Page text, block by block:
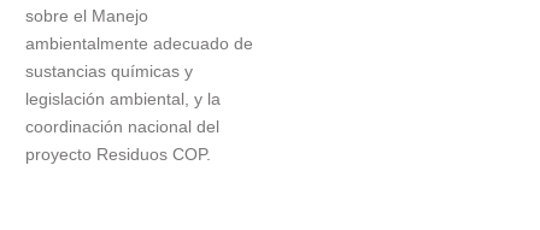
sobre el Manejo
ambientalmente adecuado de
sustancias químicas y
legislación ambiental, y la
coordinación nacional del
proyecto Residuos COP.